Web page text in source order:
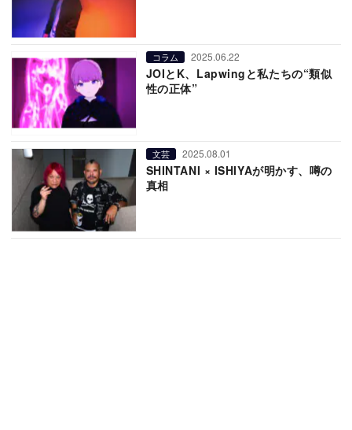
コラム 2025.06.22
JOIとK、Lapwingと私たちの“類似
性の正体”
文芸 2025.08.01
SHINTANI × ISHIYAが明かす、噂の
真相